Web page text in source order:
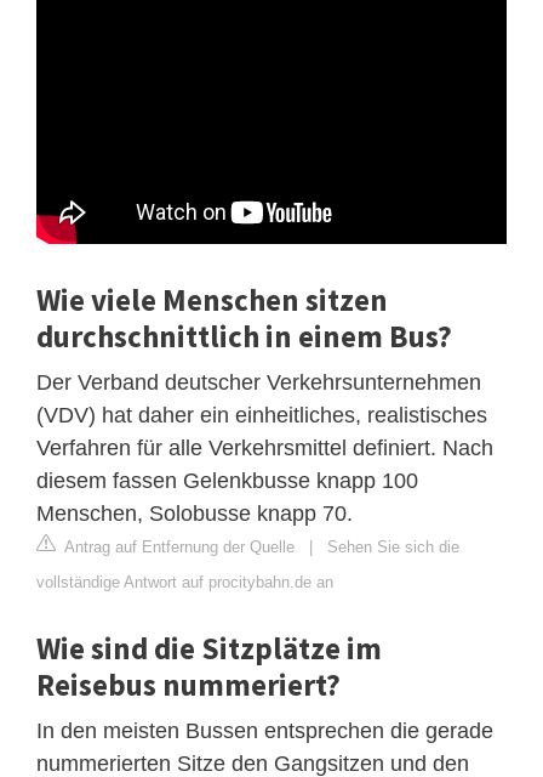
Wie viele Menschen sitzen
durchschnittlich in einem Bus?
Der Verband deutscher Verkehrsunternehmen
(VDV) hat daher ein einheitliches, realistisches
Verfahren für alle Verkehrsmittel definiert. Nach
diesem fassen Gelenkbusse knapp 100
Menschen, Solobusse knapp 70.
Antrag auf Entfernung der Quelle | Sehen Sie sich die
vollständige Antwort auf procitybahn.de an
Wie sind die Sitzplätze im
Reisebus nummeriert?
In den meisten Bussen entsprechen die gerade
nummerierten Sitze den Gangsitzen und den